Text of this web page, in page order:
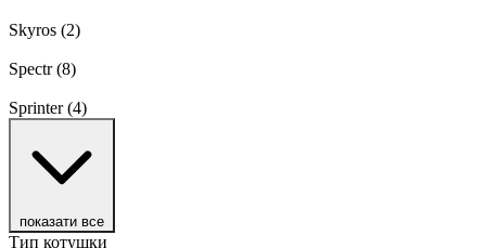
Skyros (2)
Spectr(8)
Sprinter(4)
показати все
Тип котушки